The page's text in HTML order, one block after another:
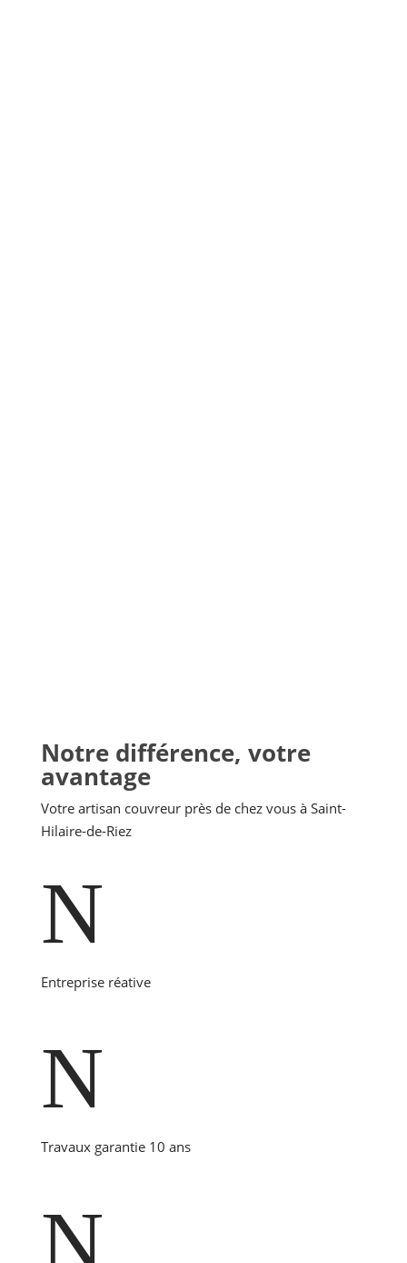
Notre différence, votre
avantage
Votre artisan couvreur près de chez vous à Saint-
Hilaire-de-Riez
N
Entreprise réative
N
Travaux garantie 10 ans
N